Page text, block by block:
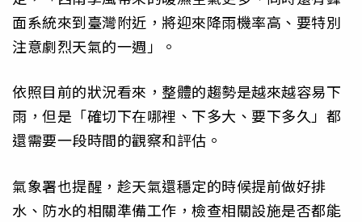
面系統來到臺灣附近，將迎來降雨機率高、要特別
注意劇烈天氣的一週」。
依照目前的狀況看來，整體的趨勢是越來越容易下
雨，但是「確切下在哪裡、下多大、要下多久」都
還需要一段時間的觀察和評估。
氣象署也提醒，趁天氣還穩定的時候提前做好排
水、防水的相關準備工作，檢查相關設施是否都能